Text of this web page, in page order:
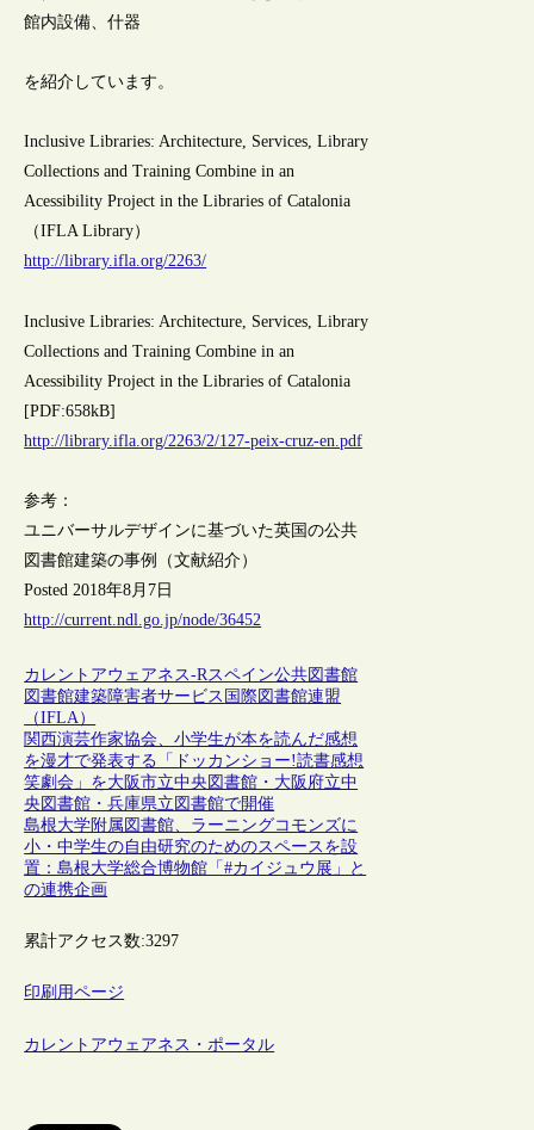
館内設備、什器
を紹介しています。
Inclusive Libraries: Architecture, Services, Library
Collections and Training Combine in an
Acessibility Project in the Libraries of Catalonia
（IFLA Library）
http://library.ifla.org/2263/
Inclusive Libraries: Architecture, Services, Library
Collections and Training Combine in an
Acessibility Project in the Libraries of Catalonia
[PDF:658kB]
http://library.ifla.org/2263/2/127-peix-cruz-en.pdf
参考：
ユニバーサルデザインに基づいた英国の公共
図書館建築の事例（文献紹介）
Posted 2018年8月7日
http://current.ndl.go.jp/node/36452
カレントアウェアネス-R スペイン公共図書館
図書館建築障害者サービス 国際図書館連盟
（IFLA）
関西演芸作家協会、小学生が本を読んだ感想
を漫才で発表する「ドッカンショー!読書感想
笑劇会」を大阪市立中央図書館・大阪府立中
央図書館・兵庫県立図書館で開催
島根大学附属図書館、ラーニングコモンズに
小・中学生の自由研究のためのスペースを設
置：島根大学総合博物館「#カイジュウ展」と
の連携企画
累計アクセス数:3297
印刷用ページ
カレントアウェアネス・ポータル